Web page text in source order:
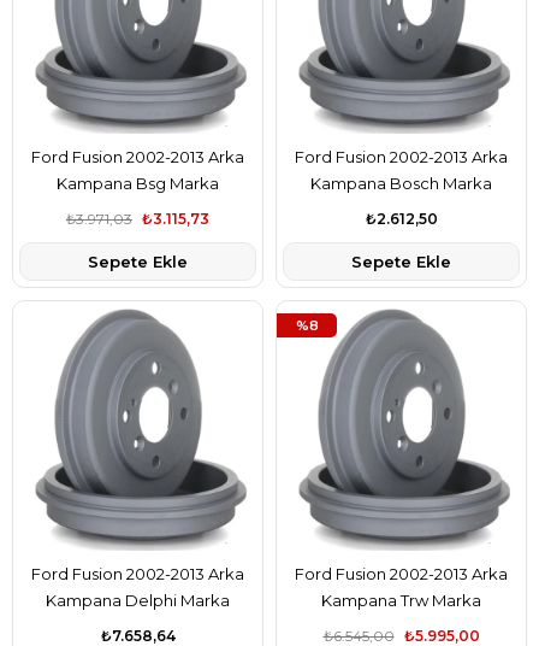
Ford Fusion 2002-2013 Arka
Kampana Bsg Marka
7S611113AA₺3.115,73
₺3.971,03
Sepete Ekle
Ford Fusion 2002-2013 Arka
Kampana Bosch Marka
7S611113AA
₺2.612,50
Sepete Ekle
Ford Fusion 2002-2013 Arka
Kampana Delphi Marka
7S611113AA
₺7.658,64
Ford Fusion 2002-2013 Arka
Kampana Trw Marka
7S611113AA₺5.995,00
₺6.545,00
%8